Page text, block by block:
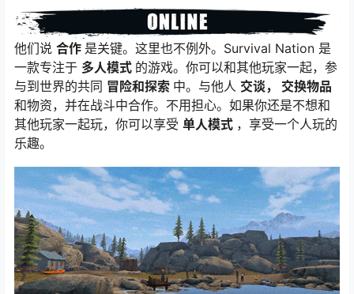
他们说 合作 是关键。这里也不例外。Survival Nation 是
一款专注于 多人模式 的游戏。你可以和其他玩家一起，参
与到世界的共同 冒险和探索 中。与他人 交谈， 交换物品
和物资，并在战斗中合作。不用担心。如果你还是不想和
其他玩家一起玩，你可以享受 单人模式 ，享受一个人玩的
乐趣。